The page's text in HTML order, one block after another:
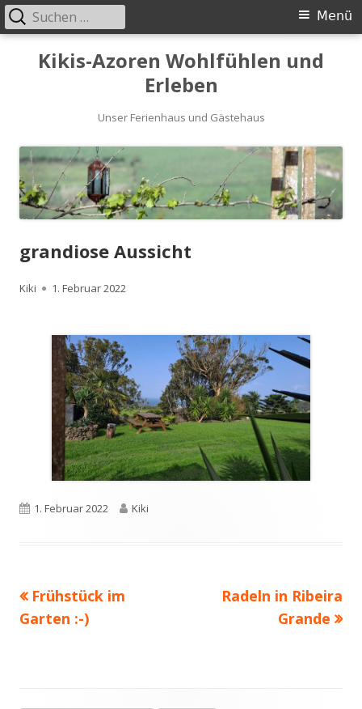
SpringeKikis-Azoren Wohlfühlen und
Erleben
Unser Ferienhaus und Gästehaus
Primäres
Menü
Menü
Suchen
nach:
grandiose Aussicht
Autor
Kiki
Veröffentlicht
1. Februar 2022
Veröffentlicht
1. Februar 2022 Autor
Kiki
Beitragsnavigation
Vorheriger
Beitrag:
Frühstück im
Garten :-)
Nächster
Radeln in Ribeira
Grande